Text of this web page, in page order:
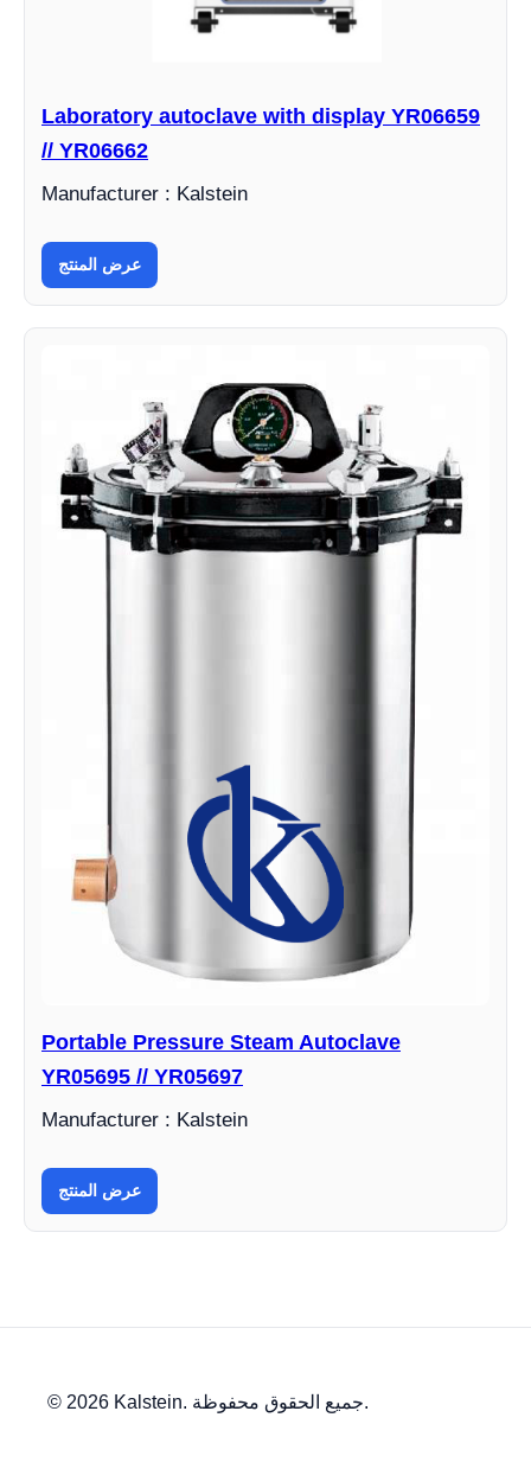
Laboratory autoclave with display YR06659
// YR06662
Manufacturer : Kalstein
عرض المنتج
Portable Pressure Steam Autoclave
YR05695 // YR05697
Manufacturer : Kalstein
عرض المنتج
© 2026 Kalstein. جميع الحقوق محفوظة.